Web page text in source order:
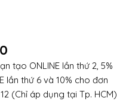
tạo ONLINE lần thứ 2, 5%
lần thứ 6 và 10% cho đơn
(Chỉ áp dụng tại Tp. HCM)